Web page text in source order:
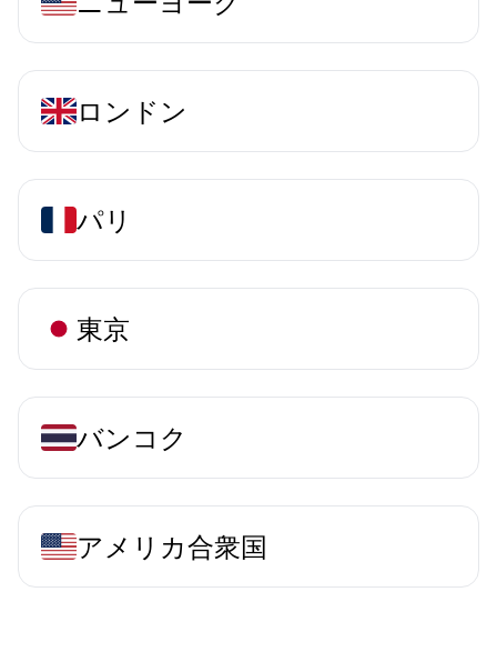
ロンドン
パリ
東京
バンコク
アメリカ合衆国